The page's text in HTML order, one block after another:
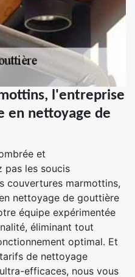
l'entreprise
en nettoyage de
et
pas les soucis
couvertures marmottins,
nettoyage de gouttière
équipe expérimentée
éliminant tout
optimal. Et
de nettoyage
efficaces, nous vous